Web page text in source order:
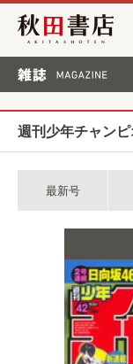
秋田書店
週刊少年チャン
最新号